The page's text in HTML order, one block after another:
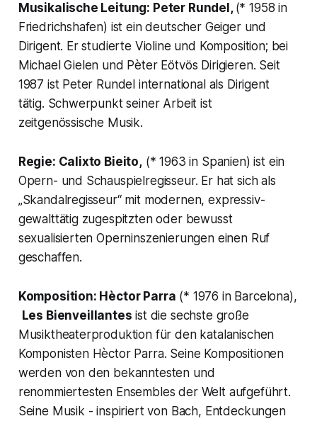
Musikalische Leitung: Peter Rundel, (* 1958 in
Friedrichshafen) ist ein deutscher Geiger und
Dirigent. Er studierte Violine und Komposition; bei
Michael Gielen und Pèter Eötvös Dirigieren. Seit
1987 ist Peter Rundel international als Dirigent
tätig. Schwerpunkt seiner Arbeit ist
zeitgenössische Musik.
Regie: Calixto Bieito,(* 1963 in Spanien) ist ein
Opern- und Schauspielregisseur. Er hat sich als
„Skandalregisseur“ mit modernen, expressiv-
gewalttätig zugespitzten oder bewusst
sexualisierten Operninszenierungen einen Ruf
geschaffen.
Komposition: Hèctor Parra (* 1976 in Barcelona),
Les Bienveillantes ist die sechste große
Musiktheaterproduktion für den katalanischen
Komponisten Hèctor Parra. Seine Kompositionen
werden von den bekanntesten und
renommiertesten Ensembles der Welt aufgeführt.
Seine Musik - inspiriert von Bach, Entdeckungen